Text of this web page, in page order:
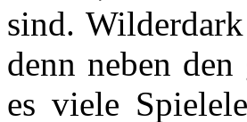
sind.
denn neben
es viele